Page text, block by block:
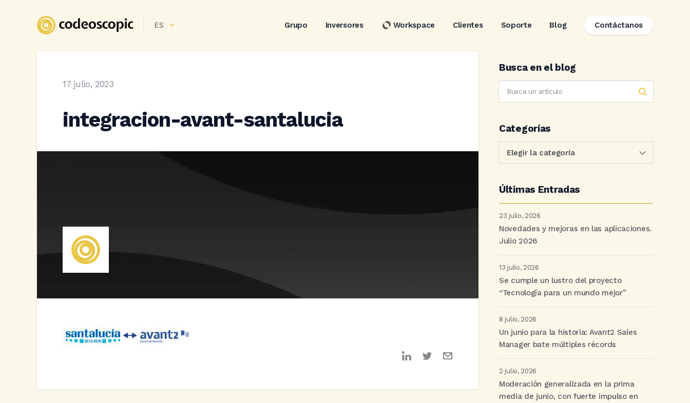
ES Grupo Inversores Workspace Clientes Soporte Blog Contáctanos
17 julio, 2023
integracion-avant-santalucia
Busca en el blog
Categorías
Últimas Entradas
23 julio, 2026
Novedades y mejoras en las aplicaciones.
Julio 2026
13 julio, 2026
Se cumple un lustro del proyecto
“Tecnología para un mundo mejor”
8 julio, 2026
Un junio para la historia: Avant2 Sales
Manager bate múltiples récords
2 julio, 2026
Moderación generalizada en la prima
media de junio, con fuerte impulso en